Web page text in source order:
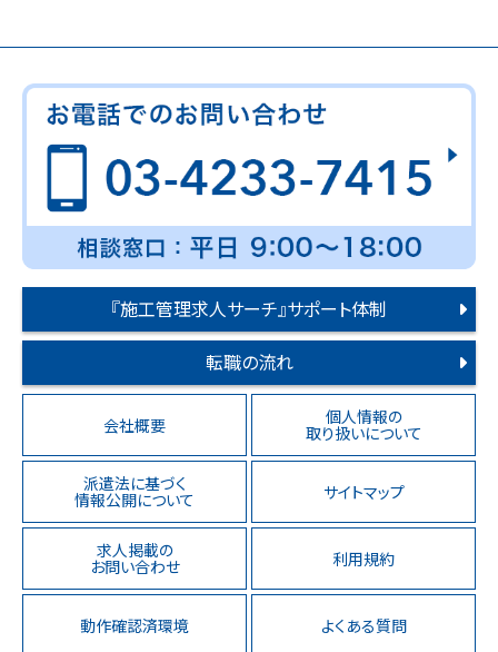
『施工管理求人サーチ』サポート体制
転職の流れ
会社概要 個人情報の
取り扱いについて
派遣法に基づく
情報公開について サイトマップ
求人掲載の
お問い合わせ 利用規約
動作確認済環境 よくある質問